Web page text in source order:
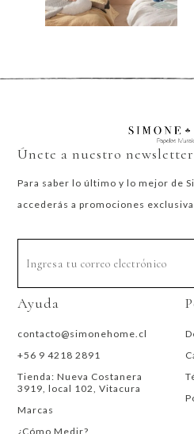
Únete a nuestro newsletter
Para saber lo último y lo mejor de
accederás a promociones
Ayuda
contacto@simonehome.cl
+56 9 4218 2891
Tienda: Nueva Costanera
3919, local 102, Vitacura
Marcas
¿Cómo Medir?